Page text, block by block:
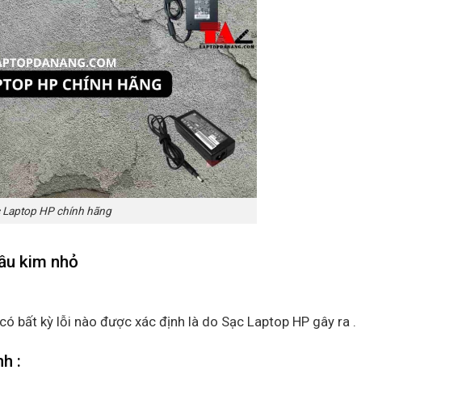
Laptop HP chính hãng
kim nhỏ
bất kỳ lỗi nào được xác định là do Sạc Laptop HP gây ra .
: